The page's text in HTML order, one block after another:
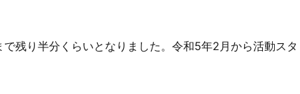
残り半分くらいとなりました。令和5年2月から活動スタ